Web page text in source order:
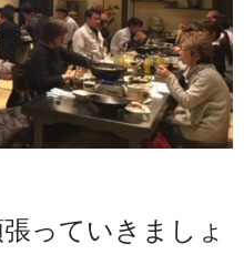
っていきましょ